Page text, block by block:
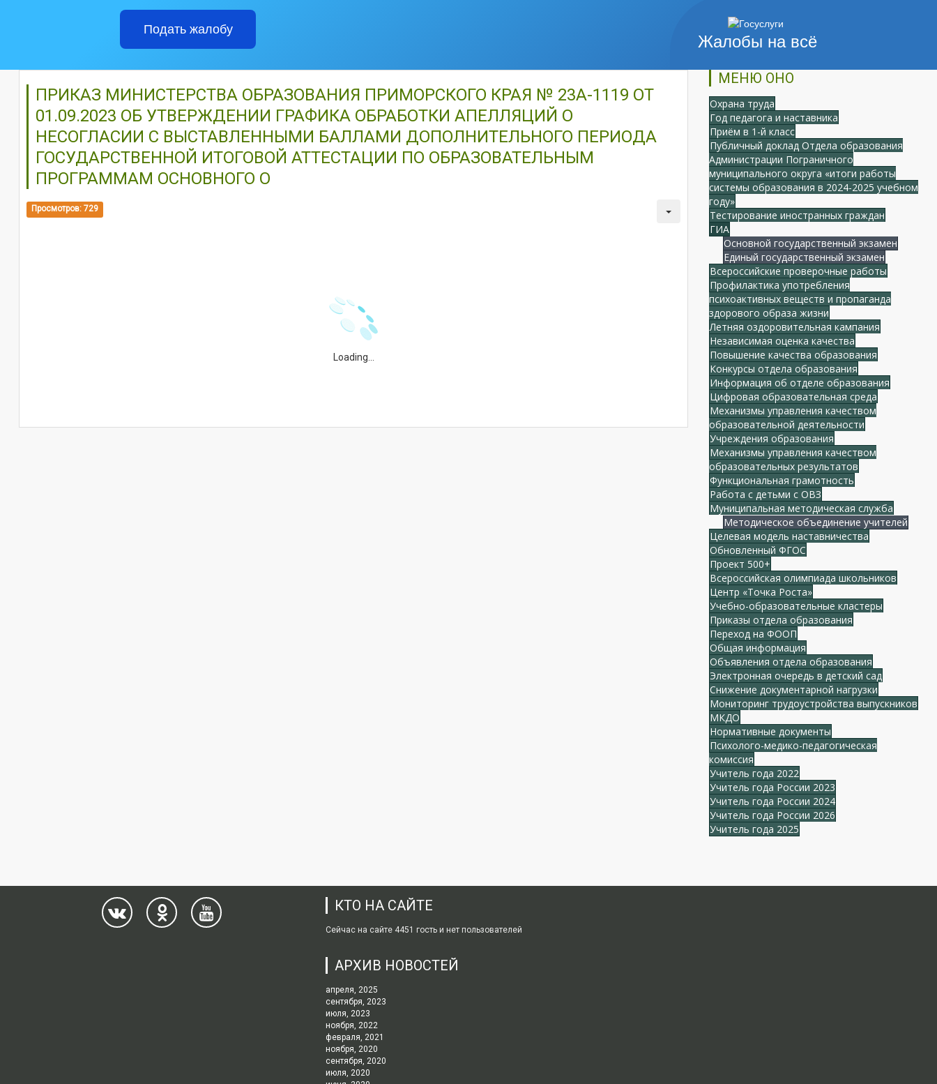
Жалобы на всё
Подать жалобу
ПРИКАЗ МИНИСТЕРСТВА ОБРАЗОВАНИЯ ПРИМОРСКОГО КРАЯ № 23А-1119 ОТ
01.09.2023 ОБ УТВЕРЖДЕНИИ ГРАФИКА ОБРАБОТКИ АПЕЛЛЯЦИЙ О
НЕСОГЛАСИИ С ВЫСТАВЛЕННЫМИ БАЛЛАМИ ДОПОЛНИТЕЛЬНОГО ПЕРИОДА
ГОСУДАРСТВЕННОЙ ИТОГОВОЙ АТТЕСТАЦИИ ПО ОБРАЗОВАТЕЛЬНЫМ
ПРОГРАММАМ ОСНОВНОГО О
Просмотров: 729
Loading...
МЕНЮ ОНО
Охрана труда
Год педагога и наставника
Приём в 1-й класс
Публичный доклад Отдела образования
Администрации Пограничного
муниципального округа «итоги работы
системы образования в 2024-2025 учебном
году»
Тестирование иностранных граждан
ГИА
Основной государственный экзамен
Единый государственный экзамен
Всероссийские проверочные работы
Профилактика употребления
психоактивных веществ и пропаганда
здорового образа жизни
Летняя оздоровительная кампания
Независимая оценка качества
Повышение качества образования
Конкурсы отдела образования
Информация об отделе образования
Цифровая образовательная среда
Механизмы управления качеством
образовательной деятельности
Учреждения образования
Механизмы управления качеством
образовательных результатов
Функциональная грамотность
Работа с детьми с ОВЗ
Муниципальная методическая служба
Методическое объединение учителей
Целевая модель наставничества
Обновленный ФГОС
Проект 500+
Всероссийская олимпиада школьников
Центр «Точка Роста»
Учебно-образовательные кластеры
Приказы отдела образования
Переход на ФООП
Общая информация
Объявления отдела образования
Электронная очередь в детский сад
Снижение документарной нагрузки
Мониторинг трудоустройства выпускников
МКДО
Нормативные документы
Психолого-медико-педагогическая
комиссия
Учитель года 2022
Учитель года России 2023
Учитель года России 2024
Учитель года России 2026
Учитель года 2025
КТО НА САЙТЕ
Сейчас на сайте 4451 гость и нет пользователей
АРХИВ НОВОСТЕЙ
апреля, 2025
сентября, 2023
июля, 2023
ноября, 2022
февраля, 2021
ноября, 2020
сентября, 2020
июля, 2020